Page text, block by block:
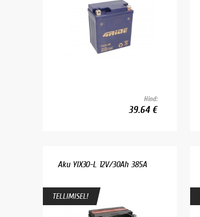
Hind:
39.64 €
Aku YIX30-L 12V/30Ah 385A
TELLIMISEL!